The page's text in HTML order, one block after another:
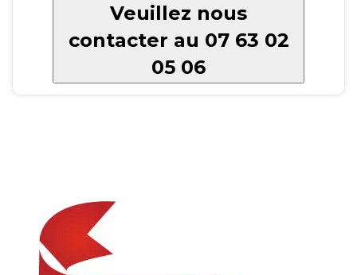
Veuillez nous
contacter au 07 63 02
05 06